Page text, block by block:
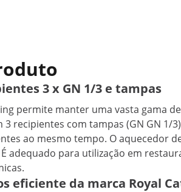
3 x GN 1/3 e tampas
permite manter uma vasta gama
recipientes com tampas (GN GN 1/
ao mesmo tempo. O aquecedor
adequado para utilização em
eficiente da marca Royal